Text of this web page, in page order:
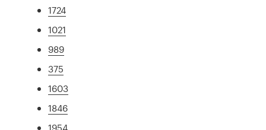
1724
1021
989
375
1603
1846
1954